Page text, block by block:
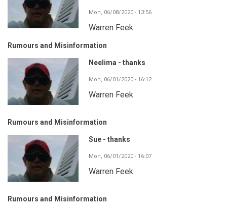
Mon, 06/08/2020 - 13:56
Warren Feek
Rumours and Misinformation
Neelima - thanks
Mon, 06/01/2020 - 16:12
Warren Feek
Rumours and Misinformation
Sue - thanks
Mon, 06/01/2020 - 16:07
Warren Feek
Rumours and Misinformation